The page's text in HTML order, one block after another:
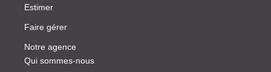
Estimer
Faire gérer
Notre agence
Qui sommes-nous